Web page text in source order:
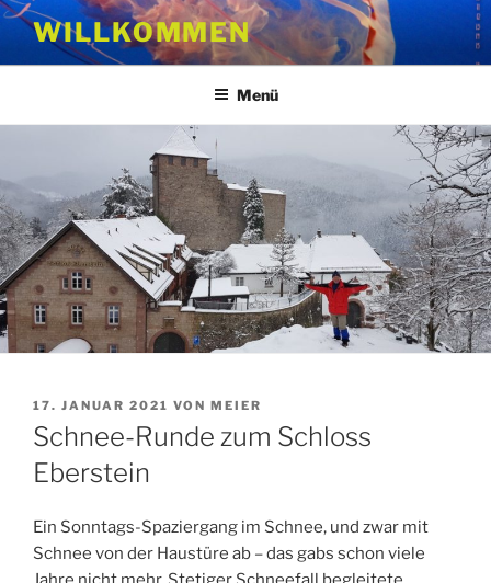
Zum
Inhalt
springen
WILLKOMMEN
Menü
VERÖFFENTLICHT
AM
17. JANUAR 2021 VON MEIER
Schnee-Runde zum Schloss
Eberstein
Ein Sonntags-Spaziergang im Schnee, und zwar mit
Schnee von der Haustüre ab – das gabs schon viele